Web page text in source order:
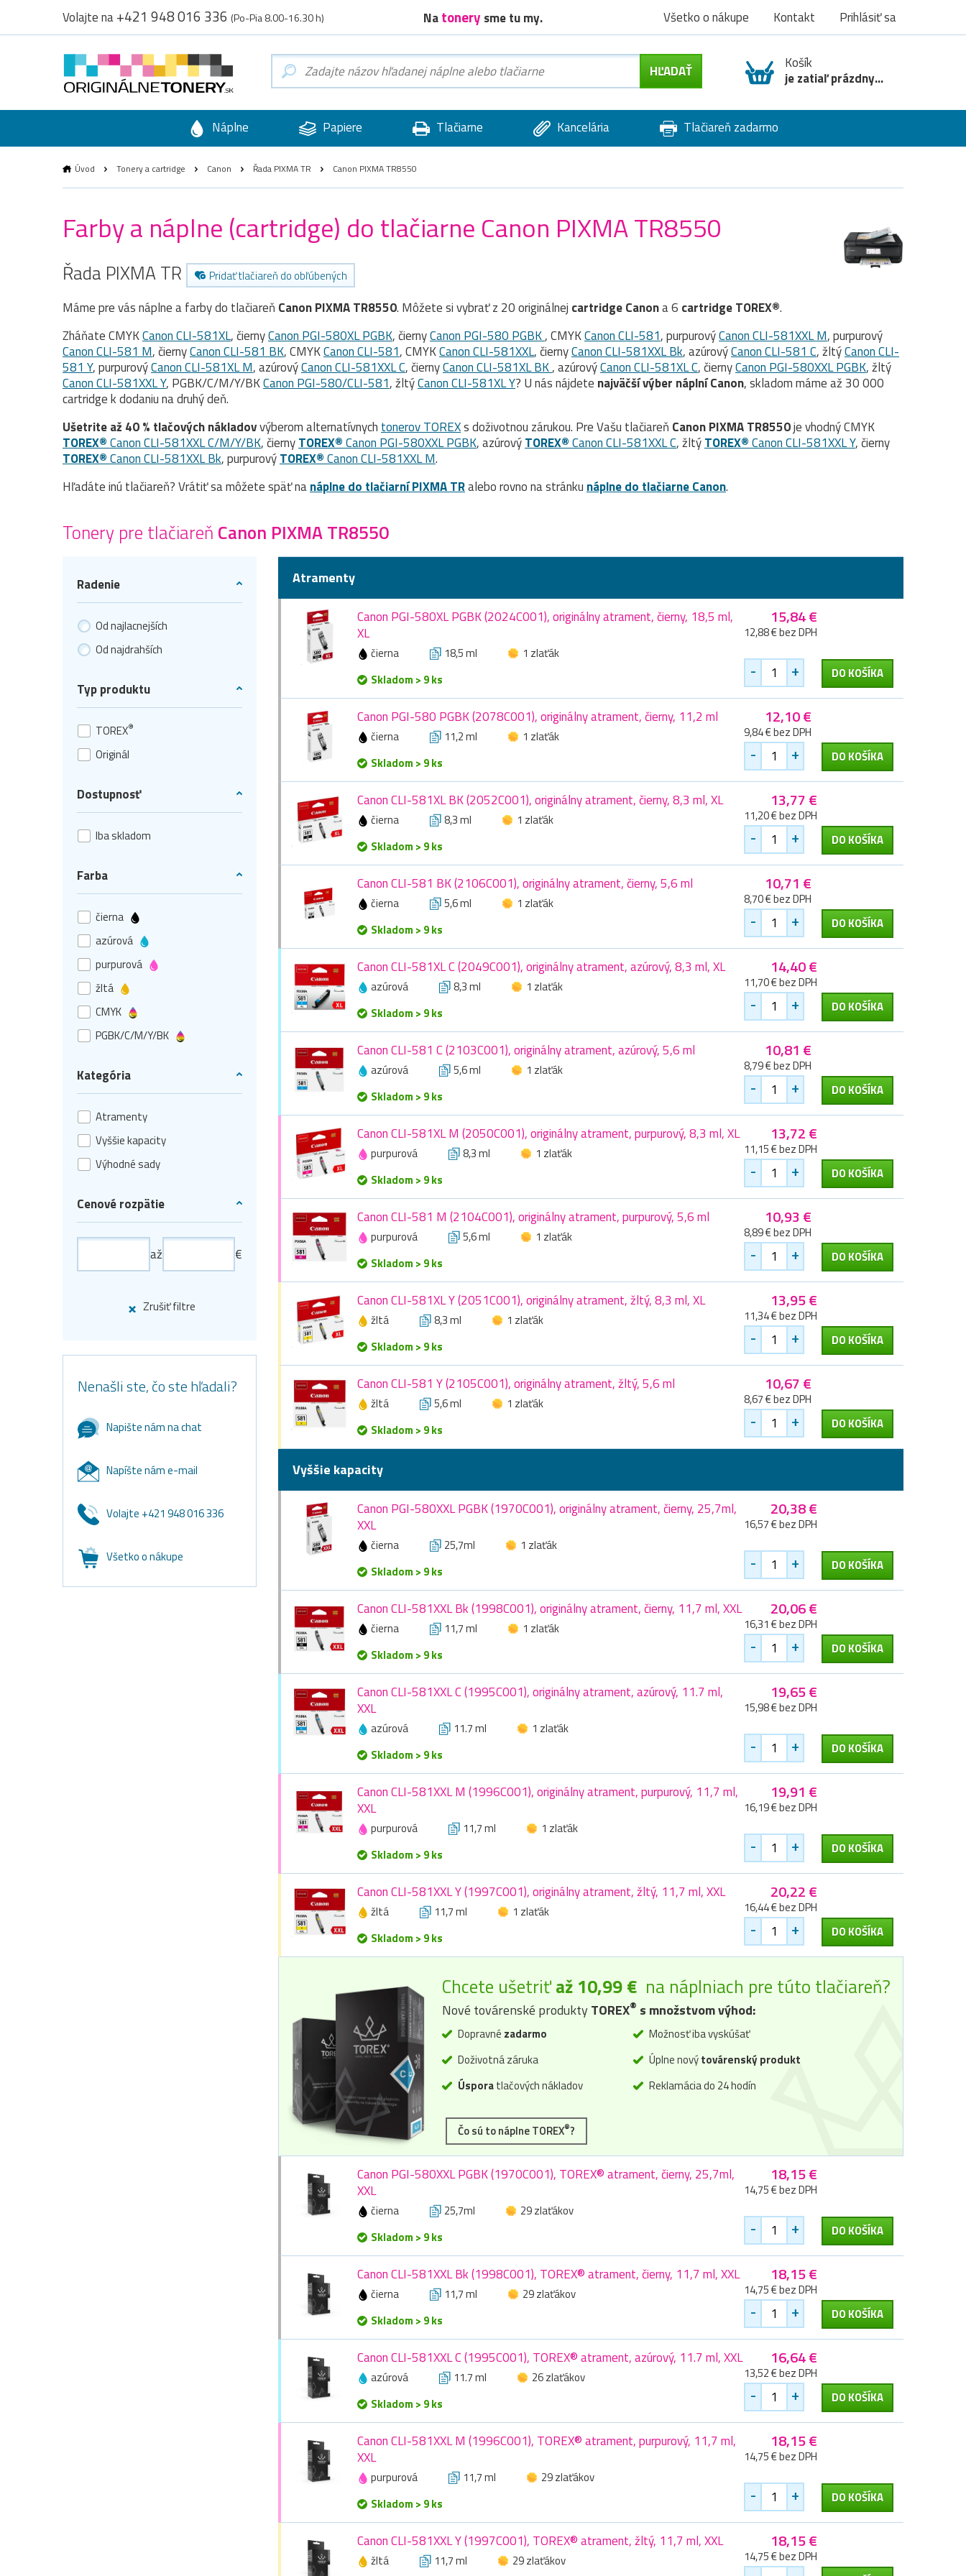
Volajte na+421 948 016 336 (Po-Pia 8.00-16.30 h) Natonery sme tu my. Všetko o nákupe Kontakt Prihlásiť sa
Košík
je zatiaľ prázdny...
Náplne Papiere Tlačiarne Kancelária Tlačiareň zadarmo
Úvod Tonery a cartridge Canon Řada PIXMA TR Canon PIXMA TR8550
Farby a náplne (cartridge) do tlačiarne Canon PIXMA TR8550
Řada PIXMA TR Pridať tlačiareň do obľúbených
Máme pre vás náplne a farby do tlačiareň Canon PIXMA TR8550. Môžete si vybrať z 20 originálnej cartridgeCanona 6 cartridge TOREX®.
Zháňate CMYKCanon CLI-581XL, čiernyCanon PGI-580XL PGBK, čiernyCanon PGI-580 PGBK, CMYKCanon CLI-581, purpurovýCanon CLI-581XXL M, purpurový
Canon CLI-581 M, čiernyCanon CLI-581 BK, CMYKCanon CLI-581, CMYKCanon CLI-581XXL, čiernyCanon CLI-581XXL Bk, azúrovýCanon CLI-581 C, žltýCanon CLI-
581 Y, purpurovýCanon CLI-581XL M, azúrovýCanon CLI-581XXL C, čiernyCanon CLI-581XL BK, azúrovýCanon CLI-581XL C, čiernyCanon PGI-580XXL PGBK, žltý
Canon CLI-581XXL Y, PGBK/C/M/Y/BKCanon PGI-580/CLI-581, žltýCanon CLI-581XL Y? U nás nájdete najväčší výber náplní Canon, skladom máme až 30 000
cartridge k dodaniu na druhý deň.
Ušetrite až 40 % tlačových nákladovvýberom alternatívnych tonerov TOREXs doživotnou zárukou. Pre Vašu tlačiareň Canon PIXMA TR8550je vhodný CMYK
TOREX®Canon CLI-581XXL C/M/Y/BK, čiernyTOREX®Canon PGI-580XXL PGBK, azúrovýTOREX®Canon CLI-581XXL C, žltýTOREX®Canon CLI-581XXL Y, čierny
TOREX®Canon CLI-581XXL Bk, purpurovýTOREX®Canon CLI-581XXL M.
Hľadáte inú tlačiareň? Vrátiť sa môžete späť nanáplne do tlačiarní PIXMA TRalebo rovno na stránku náplne do tlačiarne Canon.
Tonery pre tlačiareň Canon PIXMA TR8550
Radenie
Od najlacnejších
Od najdrahších
Typ produktu
TOREX®
Originál
Dostupnosť
Iba skladom
Farba
čierna
azúrová
purpurová
žltá
CMYK
PGBK/C/M/Y/BK
Kategória
Atramenty
Vyššie kapacity
Výhodné sady
Cenové rozpätie
až €
Zrušiť filtre
Nenašli ste, čo ste hľadali?
Napište nám na chat
Napíšte nám e-mail
Volajte +421 948 016 336
Všetko o nákupe
Atramenty
Canon PGI-580XL PGBK (2024C001), originálny atrament, čierny, 18,5 ml,
XL
čierna 18,5 ml
1 zlaťák
Skladom > 9 ks
15,84 €
12,88 € bez DPH
- + DO KOŠÍKA
Canon PGI-580 PGBK (2078C001), originálny atrament, čierny, 11,2 ml
čierna 11,2 ml
1 zlaťák
Skladom > 9 ks
12,10 €
9,84 € bez DPH
- + DO KOŠÍKA
Canon CLI-581XL BK (2052C001), originálny atrament, čierny, 8,3 ml, XL
čierna 8,3 ml
1 zlaťák
Skladom > 9 ks
13,77 €
11,20 € bez DPH
- + DO KOŠÍKA
Canon CLI-581 BK (2106C001), originálny atrament, čierny, 5,6 ml
čierna 5,6 ml
1 zlaťák
Skladom > 9 ks
10,71 €
8,70 € bez DPH
- + DO KOŠÍKA
Canon CLI-581XL C (2049C001), originálny atrament, azúrový, 8,3 ml, XL
azúrová 8,3 ml
1 zlaťák
Skladom > 9 ks
14,40 €
11,70 € bez DPH
- + DO KOŠÍKA
Canon CLI-581 C (2103C001), originálny atrament, azúrový, 5,6 ml
azúrová 5,6 ml
1 zlaťák
Skladom > 9 ks
10,81 €
8,79 € bez DPH
- + DO KOŠÍKA
Canon CLI-581XL M (2050C001), originálny atrament, purpurový, 8,3 ml, XL
purpurová 8,3 ml
1 zlaťák
Skladom > 9 ks
13,72 €
11,15 € bez DPH
- + DO KOŠÍKA
Canon CLI-581 M (2104C001), originálny atrament, purpurový, 5,6 ml
purpurová 5,6 ml
1 zlaťák
Skladom > 9 ks
10,93 €
8,89 € bez DPH
- + DO KOŠÍKA
Canon CLI-581XL Y (2051C001), originálny atrament, žltý, 8,3 ml, XL
žltá 8,3 ml
1 zlaťák
Skladom > 9 ks
13,95 €
11,34 € bez DPH
- + DO KOŠÍKA
Canon CLI-581 Y (2105C001), originálny atrament, žltý, 5,6 ml
žltá 5,6 ml
1 zlaťák
Skladom > 9 ks
10,67 €
8,67 € bez DPH
- + DO KOŠÍKA
Vyššie kapacity
Canon PGI-580XXL PGBK (1970C001), originálny atrament, čierny, 25,7ml,
XXL
čierna 25,7ml
1 zlaťák
Skladom > 9 ks
20,38 €
16,57 € bez DPH
- + DO KOŠÍKA
Canon CLI-581XXL Bk (1998C001), originálny atrament, čierny, 11,7 ml, XXL
čierna 11,7 ml
1 zlaťák
Skladom > 9 ks
20,06 €
16,31 € bez DPH
- + DO KOŠÍKA
Canon CLI-581XXL C (1995C001), originálny atrament, azúrový, 11.7 ml,
XXL
azúrová 11.7 ml
1 zlaťák
Skladom > 9 ks
19,65 €
15,98 € bez DPH
- + DO KOŠÍKA
Canon CLI-581XXL M (1996C001), originálny atrament, purpurový, 11,7 ml,
XXL
purpurová 11,7 ml
1 zlaťák
Skladom > 9 ks
19,91 €
16,19 € bez DPH
- + DO KOŠÍKA
Canon CLI-581XXL Y (1997C001), originálny atrament, žltý, 11,7 ml, XXL
žltá 11,7 ml
1 zlaťák
Skladom > 9 ks
20,22 €
16,44 € bez DPH
- + DO KOŠÍKA
Chcete ušetriťaž 10,99 € na náplniach pre túto tlačiareň?
Nové továrenské produktyTOREX® s množstvom výhod:
Dopravné zadarmo
Doživotná záruka
Úsporatlačových nákladov
Možnosť iba vyskúšať
Úplne novýtovárenský produkt
Reklamácia do 24 hodín
Čo sú to náplne TOREX®?
Canon PGI-580XXL PGBK (1970C001), TOREX® atrament, čierny, 25,7ml,
XXL
čierna 25,7ml
29 zlaťákov
Skladom > 9 ks
18,15 €
14,75 € bez DPH
- + DO KOŠÍKA
Canon CLI-581XXL Bk (1998C001), TOREX® atrament, čierny, 11,7 ml, XXL
čierna 11,7 ml
29 zlaťákov
Skladom > 9 ks
18,15 €
14,75 € bez DPH
- + DO KOŠÍKA
Canon CLI-581XXL C (1995C001), TOREX® atrament, azúrový, 11.7 ml, XXL
azúrová 11.7 ml
26 zlaťákov
Skladom > 9 ks
16,64 €
13,52 € bez DPH
- + DO KOŠÍKA
Canon CLI-581XXL M (1996C001), TOREX® atrament, purpurový, 11,7 ml,
XXL
purpurová 11,7 ml
29 zlaťákov
Skladom > 9 ks
18,15 €
14,75 € bez DPH
- + DO KOŠÍKA
Canon CLI-581XXL Y (1997C001), TOREX® atrament, žltý, 11,7 ml, XXL
žltá 11,7 ml 29 zlaťákov
18,15 €
14,75 € bez DPH